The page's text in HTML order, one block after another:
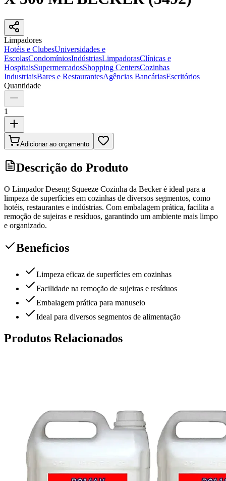
Limpadores
Hotéis e ClubesUniversidades e
EscolasCondomíniosIndústriasLimpadorasClínicas e
HospitaisSupermercadosShopping CentersCozinhas
IndustriaisBares e RestaurantesAgências BancáriasEscritórios
Quantidade
1
Adicionar ao orçamento
Descrição do Produto
O Limpador Deseng Squeeze Cozinha da Becker é ideal para a
limpeza de superfícies em cozinhas de diversos segmentos, como
hotéis, restaurantes e indústrias. Com embalagem prática, facilita a
remoção de sujeiras e resíduos, garantindo um ambiente mais limpo
e organizado.
Benefícios
Limpeza eficaz de superfícies em cozinhas
Facilidade na remoção de sujeiras e resíduos
Embalagem prática para manuseio
Ideal para diversos segmentos de alimentação
Produtos Relacionados